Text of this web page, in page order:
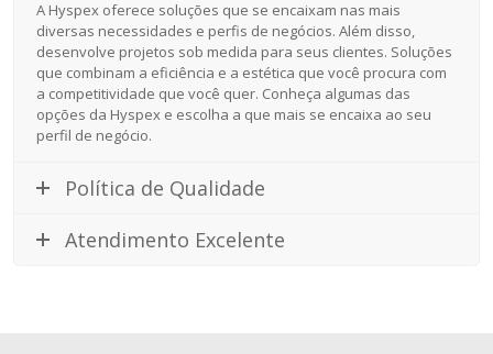
A Hyspex oferece soluções que se encaixam nas mais
diversas necessidades e perfis de negócios. Além disso,
desenvolve projetos sob medida para seus clientes. Soluções
que combinam a eficiência e a estética que você procura com
a competitividade que você quer. Conheça algumas das
opções da Hyspex e escolha a que mais se encaixa ao seu
perfil de negócio.
Política de Qualidade
Atendimento Excelente